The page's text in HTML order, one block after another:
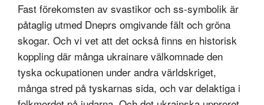
Fast förekomsten av svastikor och ss-symbolik är
påtaglig utmed Dneprs omgivande fält och gröna
skogar. Och vi vet att det också finns en historisk
koppling där många ukrainare välkomnade den
tyska ockupationen under andra världskriget,
många stred på tyskarnas sida, och var delaktiga i